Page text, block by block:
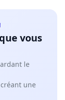
vous
le
une